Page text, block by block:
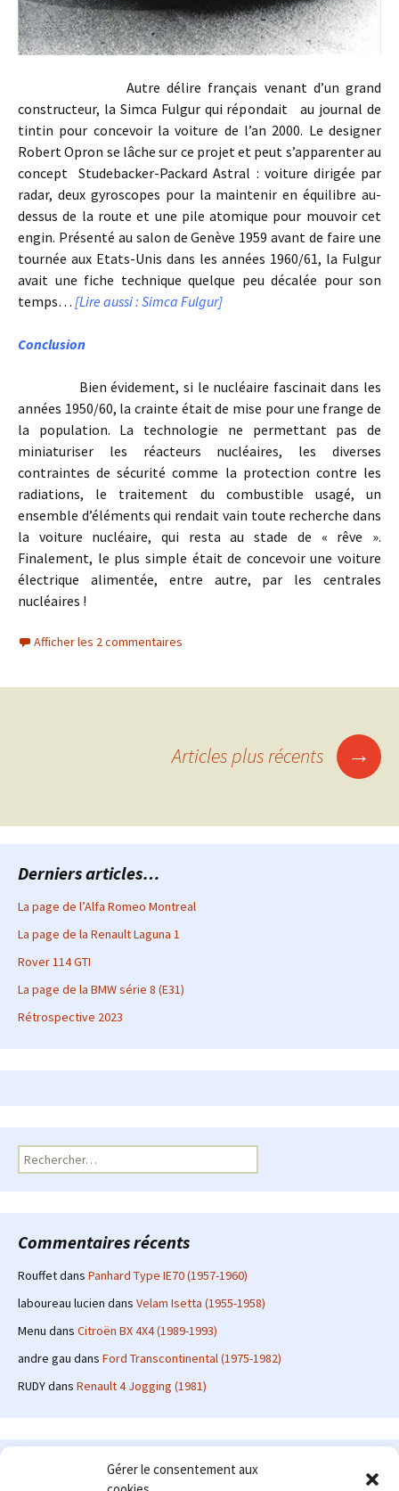
Gérer le consentement aux
Autre délire français venant d’un grand
constructeur, la Simca Fulgur qui répondait au journal de
tintin pour concevoir la voiture de l’an 2000. Le designer
Robert Opron se lâche sur ce projet et peut s’apparenter au
concept Studebacker-Packard Astral : voiture dirigée par
radar, deux gyroscopes pour la maintenir en équilibre au-
dessus de la route et une pile atomique pour mouvoir cet
engin. Présenté au salon de Genève 1959 avant de faire une
tournée aux Etats-Unis dans les années 1960/61, la Fulgur
avait une fiche technique quelque peu décalée pour son
temps… [Lire aussi : Simca Fulgur]
Conclusion
Bien évidement, si le nucléaire fascinait dans les
années 1950/60, la crainte était de mise pour une frange de
la population. La technologie ne permettant pas de
miniaturiser les réacteurs nucléaires, les diverses
contraintes de sécurité comme la protection contre les
radiations, le traitement du combustible usagé, un
ensemble d’éléments qui rendait vain toute recherche dans
la voiture nucléaire, qui resta au stade de « rêve ».
Finalement, le plus simple était de concevoir une voiture
électrique alimentée, entre autre, par les centrales
nucléaires !
Afficher les 2 commentaires
Navigation
articles
Articles plus récents →
Derniers articles…
La page de l’Alfa Romeo Montreal
La page de la Renault Laguna 1
Rover 114 GTI
La page de la BMW série 8 (E31)
Rétrospective 2023
Rechercher :
Commentaires récents
Rouffetdans Panhard Type IE70 (1957-1960)
laboureau lucien dans Velam Isetta (1955-1958)
Menu dans Citroën BX 4X4 (1989-1993)
andre gau dans Ford Transcontinental (1975-1982)
RUDYdans Renault 4 Jogging (1981)
Le site en quelques mots